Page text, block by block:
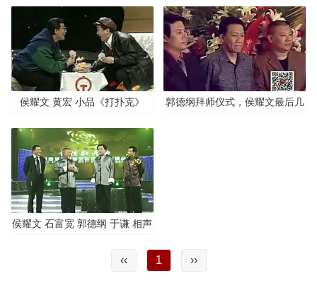
侯耀文 黄宏 小品《打扑克》
郭德纲拜师仪式，侯耀文最后几
侯耀文 石富宽 郭德纲 于谦 相声
‹‹ 1 ››